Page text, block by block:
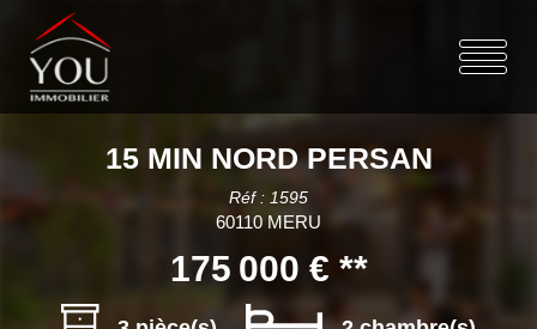
15 MIN NORD PERSAN
Réf : 1595
60110 MERU
175 000 € **